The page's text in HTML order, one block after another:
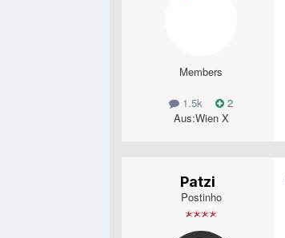
Members
1.5k
2
Aus:Wien X
Patzi
Postinho